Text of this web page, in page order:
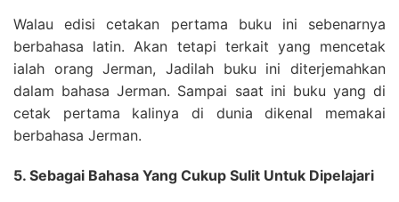
Walau edisi cetakan pertama buku ini sebenarnya
berbahasa latin. Akan tetapi terkait yang mencetak
ialah orang Jerman, Jadilah buku ini diterjemahkan
dalam bahasa Jerman. Sampai saat ini buku yang di
cetak pertama kalinya di dunia dikenal memakai
berbahasa Jerman.
5. Sebagai Bahasa Yang Cukup Sulit Untuk Dipelajari